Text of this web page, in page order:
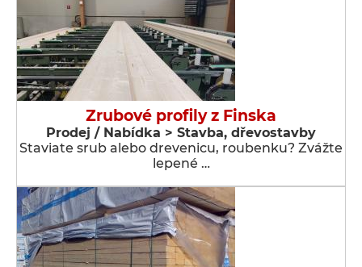
Zrubové profily z Finska
Prodej / Nabídka > Stavba, dřevostavby
Staviate srub alebo drevenicu, roubenku? Zvážte
lepené …